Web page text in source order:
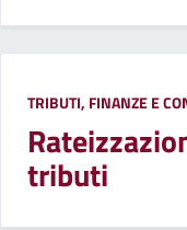
TRIBUTI, FINANZE E
tributi